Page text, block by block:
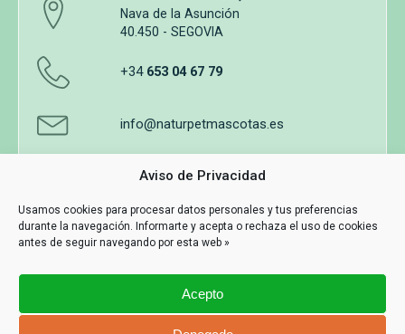
Aviso de Privacidad
Usamos cookies para procesar datos personales y tus preferencias
durante la navegación. Informarte y acepta o rechaza el uso de cookies
antes de seguir navegando por esta web »
Acepto
Nava de la Asunción
40.450 - SEGOVIA
+34 653 04 67 79
info@naturpetmascotas.es
Aviso legal Política de privacidad
Términos y Condiciones de Compra
Información y contacto